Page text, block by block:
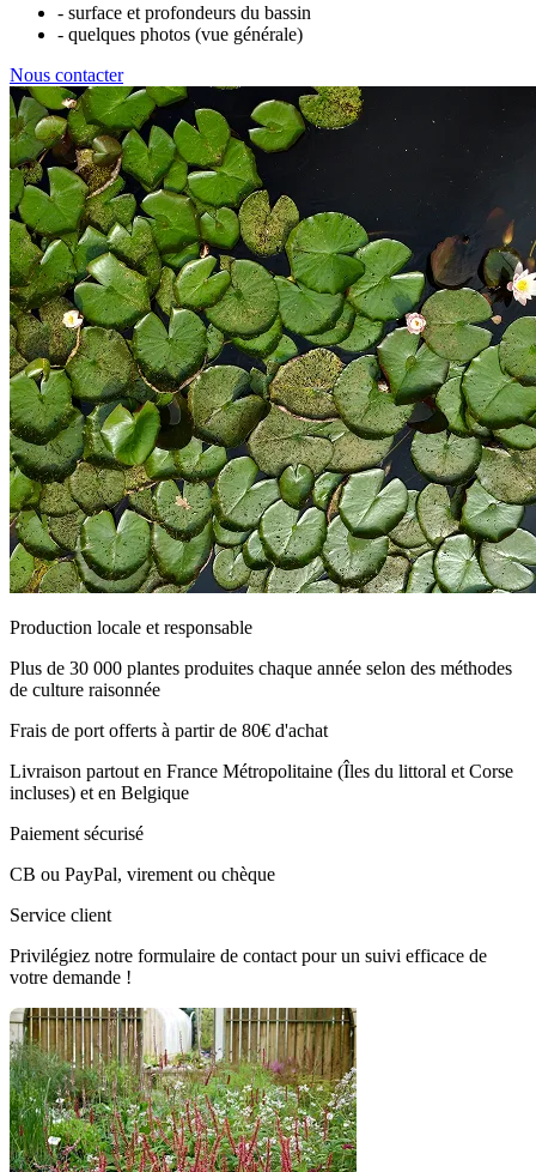
- surface et profondeurs du bassin
- quelques photos (vue générale)
Nous contacter
Production locale et responsable
Plus de 30 000 plantes produites chaque année selon des méthodes
de culture raisonnée
Frais de port offerts à partir de 80€ d'achat
Livraison partout en France Métropolitaine (Îles du littoral et Corse
incluses) et en Belgique
Paiement sécurisé
CB ou PayPal, virement ou chèque
Service client
Privilégiez notre formulaire de contact pour un suivi efficace de
votre demande !